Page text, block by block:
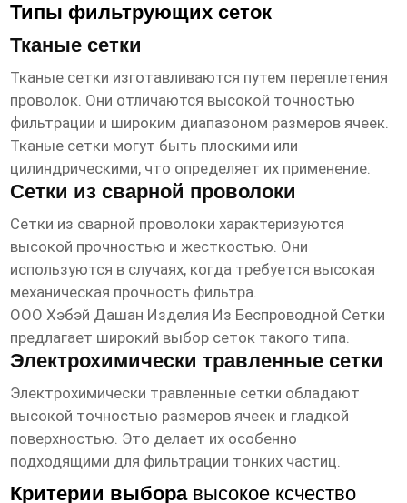
Типы фильтрующих сеток
Тканые сетки
Тканые сетки изготавливаются путем переплетения
проволок. Они отличаются высокой точностью
фильтрации и широким диапазоном размеров ячеек.
Тканые сетки могут быть плоскими или
цилиндрическими, что определяет их применение.
Сетки из сварной проволоки
Сетки из сварной проволоки характеризуются
высокой прочностью и жесткостью. Они
используются в случаях, когда требуется высокая
механическая прочность фильтра.
ООО Хэбэй Дашан Изделия Из Беспроводной Сетки
предлагает широкий выбор сеток такого типа.
Электрохимически травленные сетки
Электрохимически травленные сетки обладают
высокой точностью размеров ячеек и гладкой
поверхностью. Это делает их особенно
подходящими для фильтрации тонких частиц.
Критерии выбора высокое ксчество